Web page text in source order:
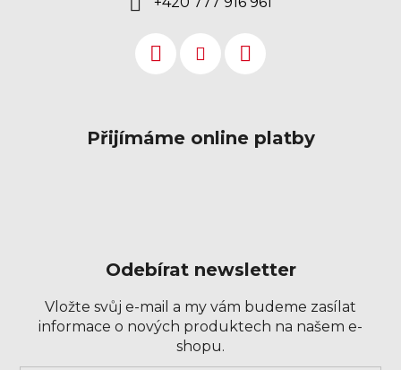
Přijímáme online platby
Odebírat newsletter
Vložte svůj e-mail a my vám budeme zasílat
informace o nových produktech na našem e-
shopu.